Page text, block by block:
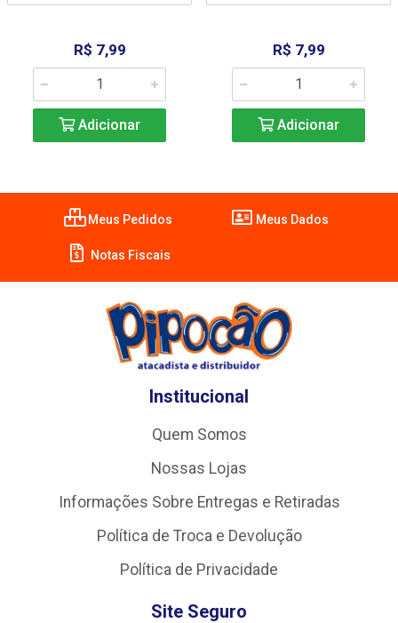
R$ 7,99
Adicionar
R$ 7,99
Adicionar
Meus Pedidos Meus Dados
Notas Fiscais
Institucional
Quem Somos
Nossas Lojas
Informações Sobre Entregas e Retiradas
Política de Troca e Devolução
Política de Privacidade
Site Seguro